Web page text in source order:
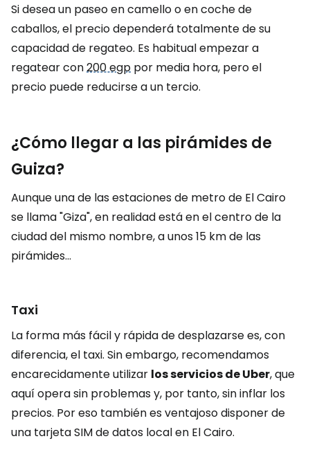
Si desea un paseo en camello o en coche de
caballos, el precio dependerá totalmente de su
capacidad de regateo. Es habitual empezar a
regatear con200 egp por media hora, pero el
precio puede reducirse a un tercio.
¿Cómo llegar a las pirámides de
Guiza?
Aunque una de las estaciones de metro de El Cairo
se llama "Giza", en realidad está en el centro de la
ciudad del mismo nombre, a unos 15 km de las
pirámides...
Taxi
La forma más fácil y rápida de desplazarse es, con
diferencia, el taxi. Sin embargo, recomendamos
encarecidamente utilizar los servicios de Uber, que
aquí opera sin problemas y, por tanto, sin inflar los
precios. Por eso también es ventajoso disponer de
una tarjeta SIM de datos local en El Cairo.